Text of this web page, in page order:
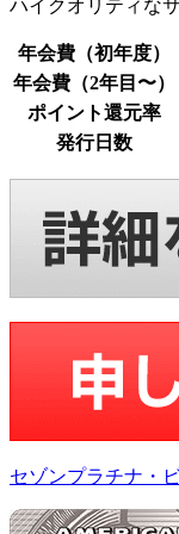
ハイクオリティな
年会費（初年度）
年会費（2年目〜）
ポイント還元率
発行日数
セゾンプラチナ・